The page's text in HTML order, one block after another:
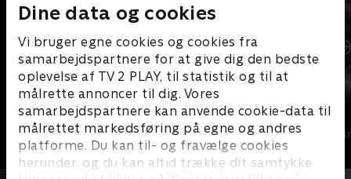
Dine data og cookies
Vi bruger egne cookies og cookies fra
samarbejdspartnere for at give dig den bedste
oplevelse af TV 2 PLAY, til statistik og til at
målrette annoncer til dig. Vores
samarbejdspartnere kan anvende cookie-data til
målrettet markedsføring på egne og andres
platforme. Du kan til- og fravælge cookies
herunder, og du kan altid trække dit samtykke
Mord ved søen
Krimi & Spænding • 1 sæsoner
Doktrinen
Krimi &